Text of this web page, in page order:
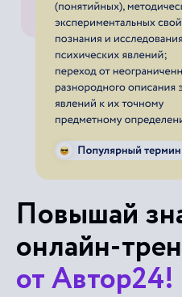
Повышай
онлайн-
от Автор24!